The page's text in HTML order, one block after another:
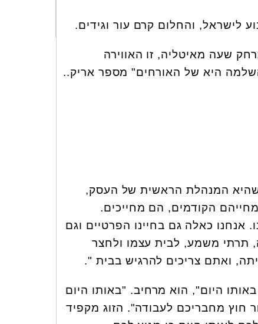
שעה מאיטליה, זו האווירה
היא של האורחים" מספר אריק..
אומרת סמדר, שהיא המנהלת הראשית של העסק,
הקודמים, הם מחייכים.
אנחנו כאלה גם בחיינו הפרטיים וגם
תרתי משמע, לבית עצמו ולחצר
ואתם צריכים להרגיש בבית ".
היום", הוא מרחיב. "באותו היום
חוץ מחבריכם לעבודה". הזוג מקפיד